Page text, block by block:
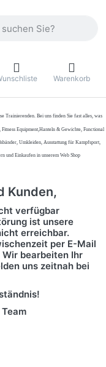
Warenkorb
Trainierenden. Bei uns finden Sie fast alles, was
Equipment,Hanteln & Gewichte, Functional
Umkleiden, Ausstattung für Kampfsport,
und Einkaufen in unserem Web Shop
Kunden,
verfügbar
ist unsere
erreichbar.
per E-Mail
Wir bearbeiten Ihr
uns zeitnah bei